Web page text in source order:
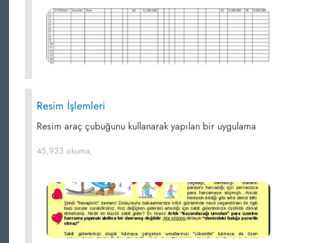
Resim İşlemleri
Resim araç çubuğunu kullanarak yapılan bir uygulama
45,933 okuma,